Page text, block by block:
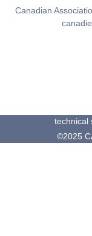
Canadian
technical
©2025